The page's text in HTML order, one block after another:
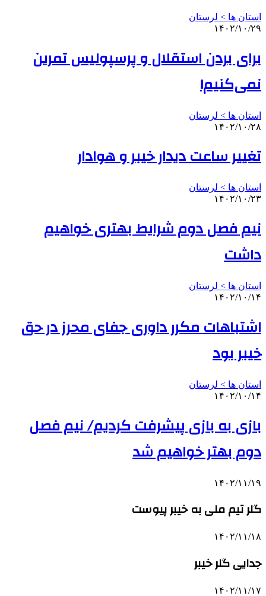
استان ها > لرستان
۱۴۰۲/۱۰/۲۹
برای بردن استقلال و پرسپولیس تمرین
نمی‌کنیم!
استان ها > لرستان
۱۴۰۲/۱۰/۲۸
تغییر ساعت دیدار خیبر و هوادار
استان ها > لرستان
۱۴۰۲/۱۰/۲۳
نیم فصل دوم شرایط بهتری خواهیم
داشت
استان ها > لرستان
۱۴۰۲/۱۰/۱۴
اشتباهات مکرر داوری جفای محرز در حق
خیبر بود
استان ها > لرستان
۱۴۰۲/۱۰/۱۴
بازی به بازی پیشرفت کردیم/ نیم فصل
دوم بهتر خواهیم شد
۱۴۰۲/۱۱/۱۹
گلر تیم ملی به خیبر پیوست
۱۴۰۲/۱۱/۱۸
جدایی گلر خیبر
۱۴۰۲/۱۱/۱۷